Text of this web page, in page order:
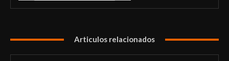
Articulos relacionados